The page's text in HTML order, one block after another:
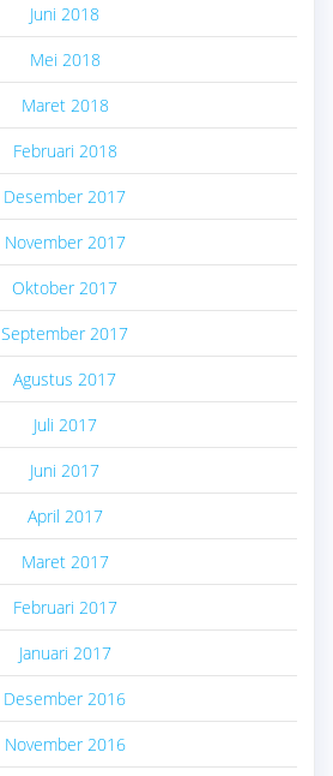
Juni 2018
Mei 2018
Maret 2018
Februari 2018
Desember 2017
November 2017
Oktober 2017
September 2017
Agustus 2017
Juli 2017
Juni 2017
April 2017
Maret 2017
Februari 2017
Januari 2017
Desember 2016
November 2016